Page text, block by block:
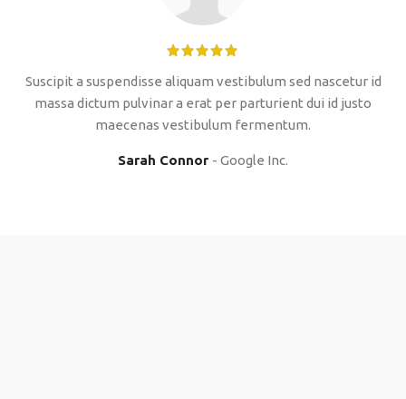
Suscipit a suspendisse aliquam vestibulum sed nascetur id
massa dictum pulvinar a erat per parturient dui id justo
maecenas vestibulum fermentum.
Sarah Connor Google Inc.